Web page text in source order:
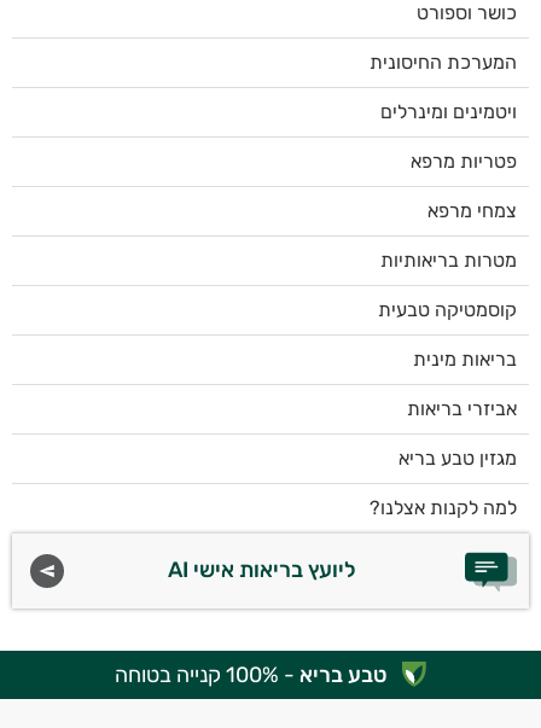
כושר וספורט
המערכת החיסונית
ויטמינים ומינרלים
פטריות מרפא
צמחי מרפא
מטרות בריאותיות
קוסמטיקה טבעית
בריאות מינית
אביזרי בריאות
מגזין טבע בריא
למה לקנות אצלנו?
ליועץ בריאות אישי AI
טבע בריא - 100% קנייה בטוחה